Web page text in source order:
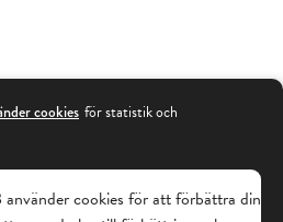
cookies för statistik och
cookies för att förbättra din